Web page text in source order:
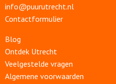
info@puurutrecht.nl
Contactformulier
Blog
Ontdek Utrecht
Veelgestelde vragen
Algemene voorwaarden